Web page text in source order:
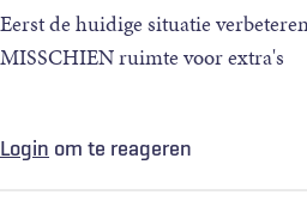
Epidemiol 2015;39:109-14.
8. ↲Hoeg BL, Bidstrup PE,
survivors. Cochrane Database Syst
Eerst de huidige situatie
MISSCHIEN ruimte voor extra's
Login om te reageren